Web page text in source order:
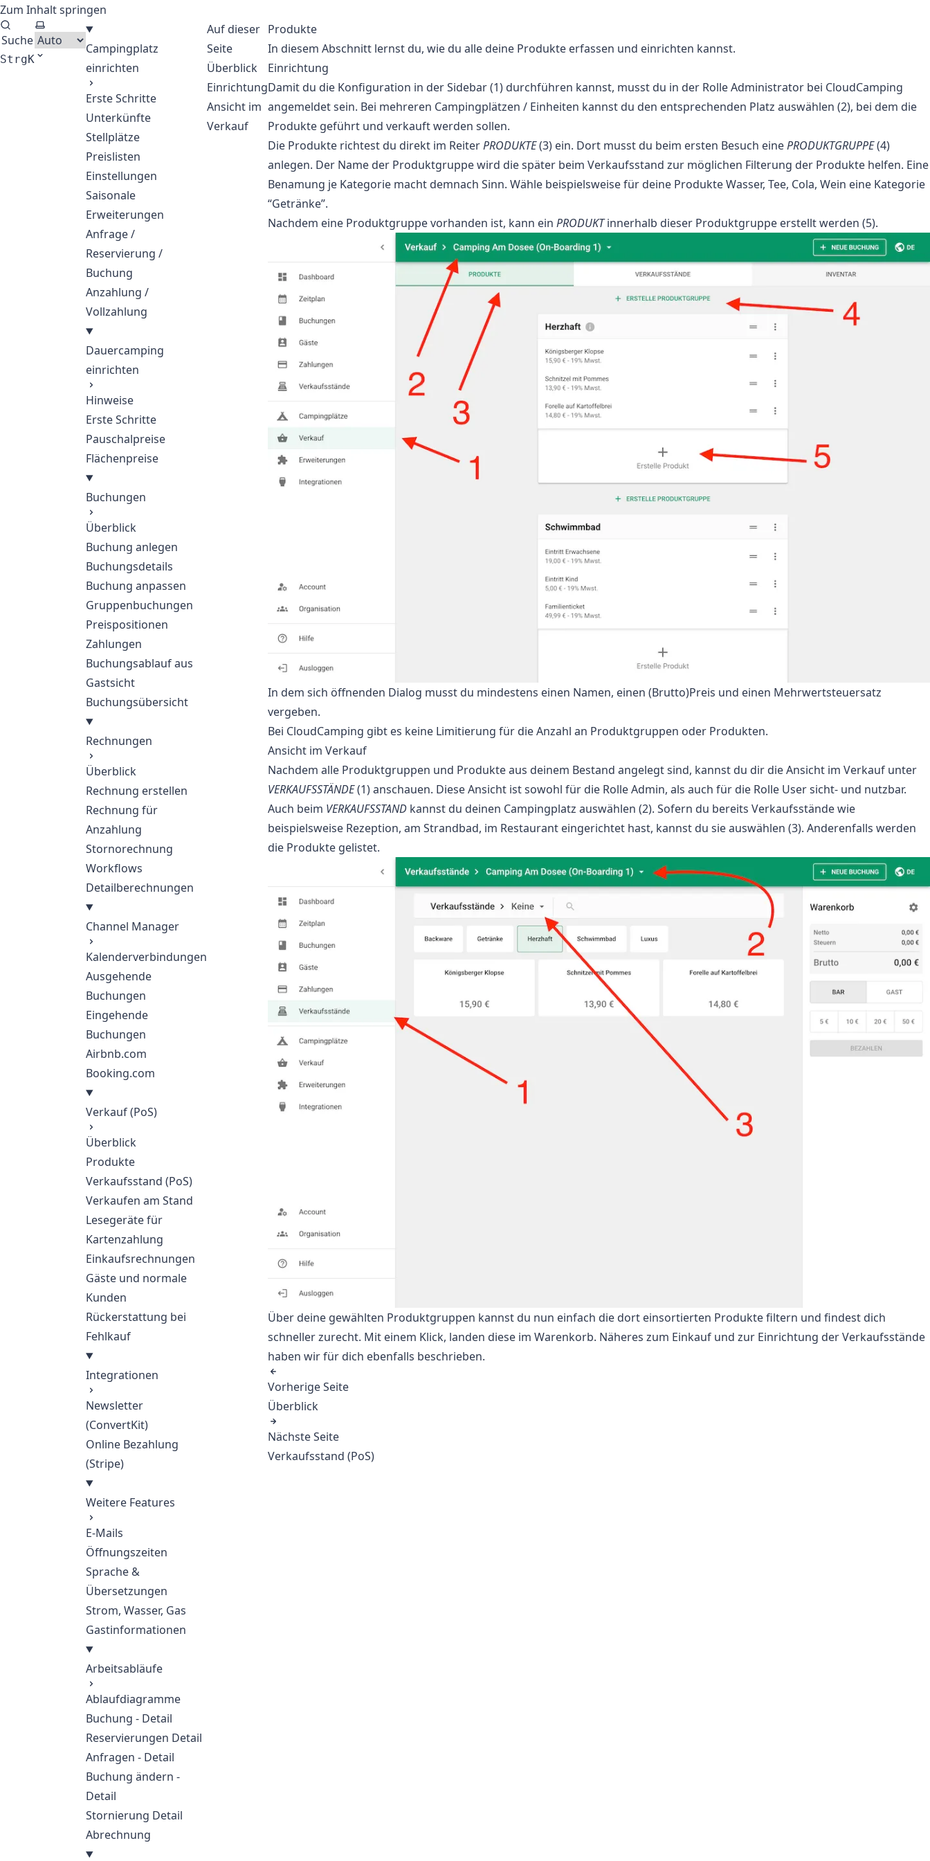
Zum Inhalt springen
CloudCamping - Software
Suche
StrgK
Thema auswählen
Campingplatz
einrichten
Erste Schritte
Unterkünfte
Stellplätze
Preislisten
Einstellungen
Saisonale
Erweiterungen
Anfrage /
Reservierung /
Buchung
Anzahlung /
Vollzahlung
Dauercamping
einrichten
Hinweise
Erste Schritte
Pauschalpreise
Flächenpreise
Buchungen
Überblick
Buchung anlegen
Buchungsdetails
Buchung anpassen
Gruppenbuchungen
Preispositionen
Zahlungen
Buchungsablauf aus
Gastsicht
Buchungsübersicht
Rechnungen
Überblick
Rechnung erstellen
Rechnung für
Anzahlung
Stornorechnung
Workflows
Detailberechnungen
Channel Manager
Kalenderverbindungen
Ausgehende
Buchungen
Eingehende
Buchungen
Airbnb.com
Booking.com
Verkauf (PoS)
Überblick
Produkte
Verkaufsstand (PoS)
Verkaufen am Stand
Lesegeräte für
Kartenzahlung
Einkaufsrechnungen
Gäste und normale
Kunden
Rückerstattung bei
Fehlkauf
Integrationen
Newsletter
(ConvertKit)
Online Bezahlung
(Stripe)
Weitere Features
E-Mails
Öffnungszeiten
Sprache &
Übersetzungen
Strom, Wasser, Gas
Gastinformationen
Arbeitsabläufe
Ablaufdiagramme
Buchung - Detail
Reservierungen Detail
Anfragen - Detail
Buchung ändern -
Detail
Stornierung Detail
Abrechnung
Auf dieser
Seite
Überblick
Einrichtung
Ansicht im
Verkauf
Produkte
In diesem Abschnitt lernst du, wie du alle deine Produkte erfassen und einrichten kannst.
Einrichtung
Damit du die Konfiguration in der Sidebar (1) durchführen kannst, musst du in der Rolle Administrator bei CloudCamping
angemeldet sein. Bei mehreren Campingplätzen / Einheiten kannst du den entsprechenden Platz auswählen (2), bei dem die
Produkte geführt und verkauft werden sollen.
Die Produkte richtest du direkt im ReiterPRODUKTE(3) ein. Dort musst du beim ersten Besuch einePRODUKTGRUPPE(4)
anlegen. Der Name der Produktgruppe wird die später beim Verkaufsstand zur möglichen Filterung der Produkte helfen. Eine
Benamung je Kategorie macht demnach Sinn. Wähle beispielsweise für deine Produkte Wasser, Tee, Cola, Wein eine Kategorie
“Getränke”.
Nachdem eine Produktgruppe vorhanden ist, kann ein PRODUKTinnerhalb dieser Produktgruppe erstellt werden (5).
In dem sich öffnenden Dialog musst du mindestens einen Namen, einen (Brutto)Preis und einen Mehrwertsteuersatz
vergeben.
Bei CloudCamping gibt es keine Limitierung für die Anzahl an Produktgruppen oder Produkten.
Ansicht im Verkauf
Nachdem alle Produktgruppen und Produkte aus deinem Bestand angelegt sind, kannst du dir die Ansicht im Verkauf unter
VERKAUFSSTÄNDE(1) anschauen. Diese Ansicht ist sowohl für die Rolle Admin, als auch für die Rolle User sicht- und nutzbar.
Auch beim VERKAUFSSTAND kannst du deinen Campingplatz auswählen (2). Sofern du bereits Verkaufsstände wie
beispielsweise Rezeption, am Strandbad, im Restaurant eingerichtet hast, kannst du sie auswählen (3). Anderenfalls werden
die Produkte gelistet.
Über deine gewählten Produktgruppen kannst du nun einfach die dort einsortierten Produkte filtern und findest dich
schneller zurecht. Mit einem Klick, landen diese im Warenkorb. Näheres zum Einkauf und zur Einrichtung derVerkaufsstände
haben wir für dich ebenfalls beschrieben.
Vorherige Seite
Überblick
Nächste Seite
Verkaufsstand (PoS)